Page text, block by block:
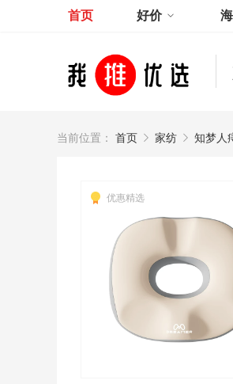
首页 好价
当前位置： 首页 家纺 知梦人
优惠精选